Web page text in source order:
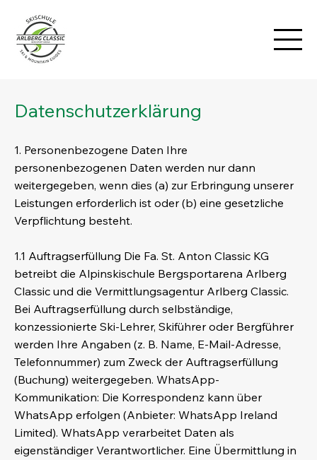
Datenschutzerklärung
1. Personenbezogene Daten Ihre
personenbezogenen Daten werden nur dann
weitergegeben, wenn dies (a) zur Erbringung unserer
Leistungen erforderlich ist oder (b) eine gesetzliche
Verpflichtung besteht.
1.1 Auftragserfüllung Die Fa. St. Anton Classic KG
betreibt die Alpinskischule Bergsportarena Arlberg
Classic und die Vermittlungsagentur Arlberg Classic.
Bei Auftragserfüllung durch selbständige,
konzessionierte Ski-Lehrer, Skiführer oder Bergführer
werden Ihre Angaben (z. B. Name, E-Mail-Adresse,
Telefonnummer) zum Zweck der Auftragserfüllung
(Buchung) weitergegeben. WhatsApp-
Kommunikation: Die Korrespondenz kann über
WhatsApp erfolgen (Anbieter: WhatsApp Ireland
Limited). WhatsApp verarbeitet Daten als
eigenständiger Verantwortlicher. Eine Übermittlung in